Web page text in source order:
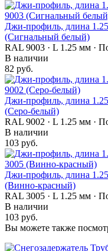
Джи-профиль, длина
(Сигнальный белый)
RAL 9003 · L 1.25 мм ·
В наличии
82 руб.
Джи-профиль, длина
(Серо-белый)
RAL 9002 · L 1.25 мм ·
В наличии
103 руб.
Джи-профиль, длина
(Винно-красный)
RAL 3005 · L 1.25 мм ·
В наличии
103 руб.
Вы можете также